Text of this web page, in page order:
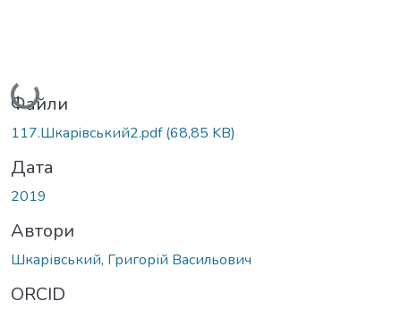
Вантажиться...
Файли
117.Шкарiвський2.pdf(68,85 KB)
Дата
2019
Автори
Шкарівський, Григорій Васильович
ORCID